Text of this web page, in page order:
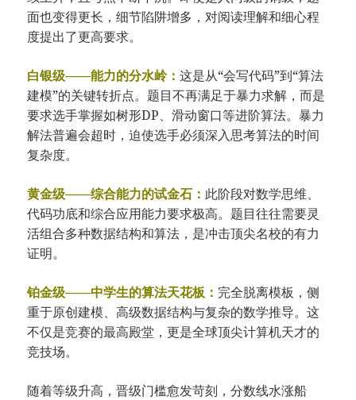
面也变得更长，细节陷阱增多，对阅读理解和细心程
度提出了更高要求。
白银级——能力的分水岭：这是从“会写代码”到“算法
建模”的关键转折点。题目不再满足于暴力求解，而是
要求选手掌握如树形DP、滑动窗口等进阶算法。暴力
解法普遍会超时，迫使选手必须深入思考算法的时间
复杂度。
黄金级——综合能力的试金石： 此阶段对数学思维、
代码功底和综合应用能力要求极高。题目往往需要灵
活组合多种数据结构和算法，是冲击顶尖名校的有力
证明。
铂金级——中学生的算法天花板： 完全脱离模板，侧
重于原创建模、高级数据结构与复杂的数学推导。这
不仅是竞赛的最高殿堂，更是全球顶尖计算机天才的
竞技场。
随着等级升高，晋级门槛愈发苛刻，分数线水涨船